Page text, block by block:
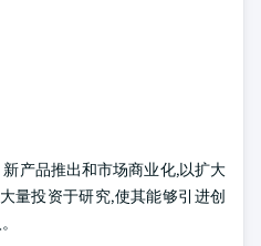
产品推出和市场商业化,以扩大
量投资于研究,使其能够引进创